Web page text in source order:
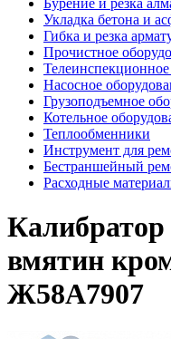
Бурение и резка
Укладка бетона и
Гибка и резка
Прочистное
Насосное
Грузоподъемное
Котельное
Теплообменники
Инструмент для
Бестраншейный
Расходные
Калибратор
вмятин
Ж58А7907